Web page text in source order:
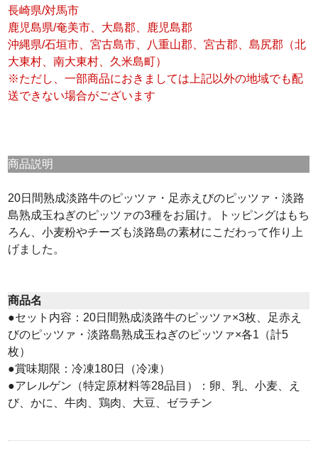
長崎県/対馬市
鹿児島県/奄美市、大島郡、鹿児島郡
沖縄県/石垣市、宮古島市、八重山郡、宮古郡、島尻郡（北
大東村、南大東村、久米島町）
※ただし、一部商品におきましては上記以外の地域でも配
送できない場合がございます
商品説明
20日間熟成淡路牛のピッツァ・足赤えびのピッツァ・淡路
島熟成玉ねぎのピッツァの3種をお届け。トッピングはもち
ろん、小麦粉やチーズも淡路島の素材にこだわって作り上
げました。
商品名
●セット内容：20日間熟成淡路牛のピッツァ×3枚、足赤え
びのピッツァ・淡路島熟成玉ねぎのピッツァ×各1（計5
枚）
●賞味期限：冷凍180日（冷凍）
●アレルゲン（特定原材料等28品目）：卵、乳、小麦、え
び、かに、牛肉、鶏肉、大豆、ゼラチン